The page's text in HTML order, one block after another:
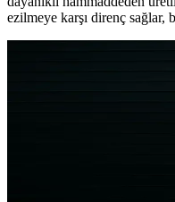
ezilmeye karşı direnç sağlar,